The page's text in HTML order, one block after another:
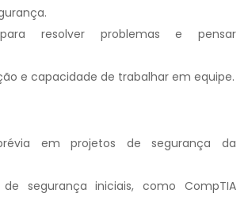
resolver problemas e pensar
e capacidade de trabalhar em equipe.
em projetos de segurança da
segurança iniciais, como CompTIA